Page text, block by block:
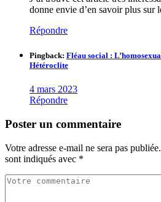
donne envie d’en savoir plus sur
Répondre
Pingback: Fléau social :
Hétéroclite
4 mars 2023
Répondre
Poster un commentaire
Votre adresse e-mail ne sera pas publiée.
sont indiqués avec *